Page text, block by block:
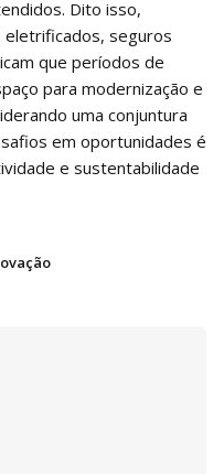
Dito isso,
seguros
que períodos de
para modernização e
uma conjuntura
em oportunidades é
e sustentabilidade